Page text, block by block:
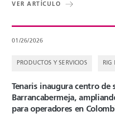
VER ARTÍCULO
01/26/2026
PRODUCTOS Y SERVICIOS RIG
Tenaris inaugura centro de
Barrancabermeja,
para operadores en